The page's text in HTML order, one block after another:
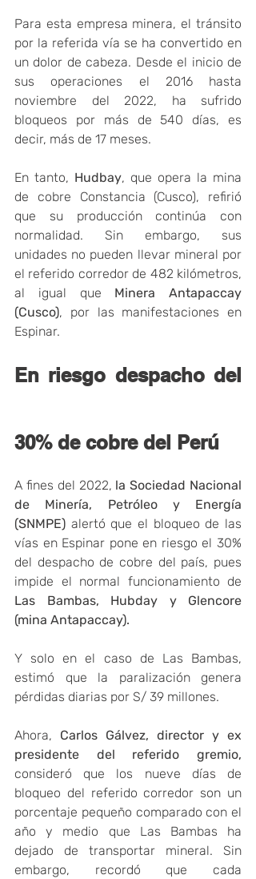
Para esta empresa minera, el tránsito
por la referida vía se ha convertido en
un dolor de cabeza. Desde el inicio de
sus operaciones el 2016 hasta
noviembre del 2022, ha sufrido
bloqueos por más de 540 días, es
decir, más de 17 meses.
En tanto, Hudbay, que opera la mina
de cobre Constancia (Cusco), refirió
que su producción continúa con
normalidad. Sin embargo, sus
unidades no pueden llevar mineral por
el referido corredor de 482 kilómetros,
al igual que Minera Antapaccay
(Cusco), por las manifestaciones en
Espinar.
En riesgo despacho del
30% de cobre del Perú
A fines del 2022, la Sociedad Nacional
de Minería, Petróleo y Energía
(SNMPE) alertó que el bloqueo de las
vías en Espinar pone en riesgo el 30%
del despacho de cobre del país, pues
Las Bambas, Hubday y Glencore
(mina Antapaccay).
Y solo en el caso de Las Bambas,
estimó que la paralización genera
pérdidas diarias por S/ 39 millones.
Ahora, Carlos Gálvez, director y ex
presidente del referido gremio,
consideró que los nueve días de
bloqueo del referido corredor son un
porcentaje pequeño comparado con el
año y medio que Las Bambas ha
dejado de transportar mineral. Sin
embargo, recordó que cada